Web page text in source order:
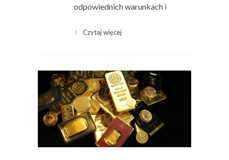
odpowiednich warunkach i
Czytaj więcej